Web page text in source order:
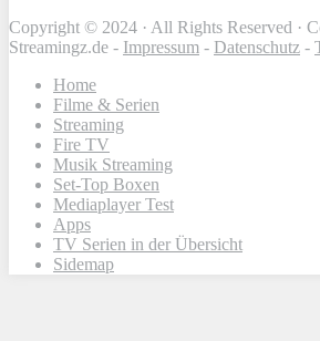
Copyright © 2024 · All Rights Reserved ·
Streamingz.de - Impressum - Datenschutz -
Home
Filme & Serien
Streaming
Fire TV
Musik Streaming
Set-Top Boxen
Mediaplayer Test
Apps
TV Serien in der Übersicht
Sidemap